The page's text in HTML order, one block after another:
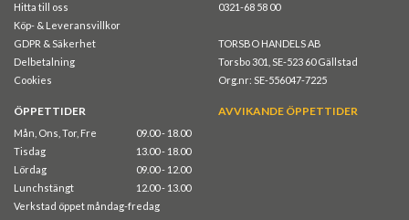
Hitta till oss
Köp- & Leveransvillkor
GDPR & Säkerhet
Delbetalning
Cookies
0321-68 58 00
TORSBO HANDELS AB
Torsbo 301, SE-523 60 Gällstad
Org.nr: SE-556047-7225
ÖPPETTIDER
Mån, Ons, Tor, Fre
09.00 - 18.00
Tisdag
13.00 - 18.00
Lördag
09.00 - 12.00
Lunchstängt
12.00 - 13.00
Verkstad öppet måndag-fredag
AVVIKANDE ÖPPETTIDER